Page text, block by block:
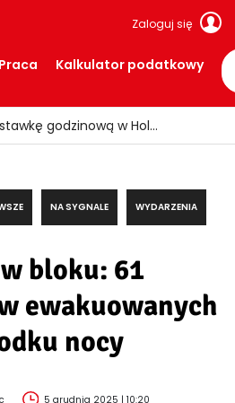
Zaloguj się
Praca Kalkulator podatkowy
NA SYGNALE WYDARZENIA
bloku: 61
ewakuowanych
nocy
5 grudnia 2025 | 10:20